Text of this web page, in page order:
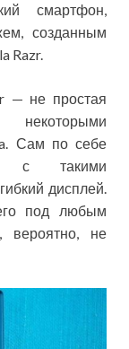
смартфон,
созданным
Razr.
— не простая
Сам по себе
с такими
дисплей.
под любым
вероятно, не